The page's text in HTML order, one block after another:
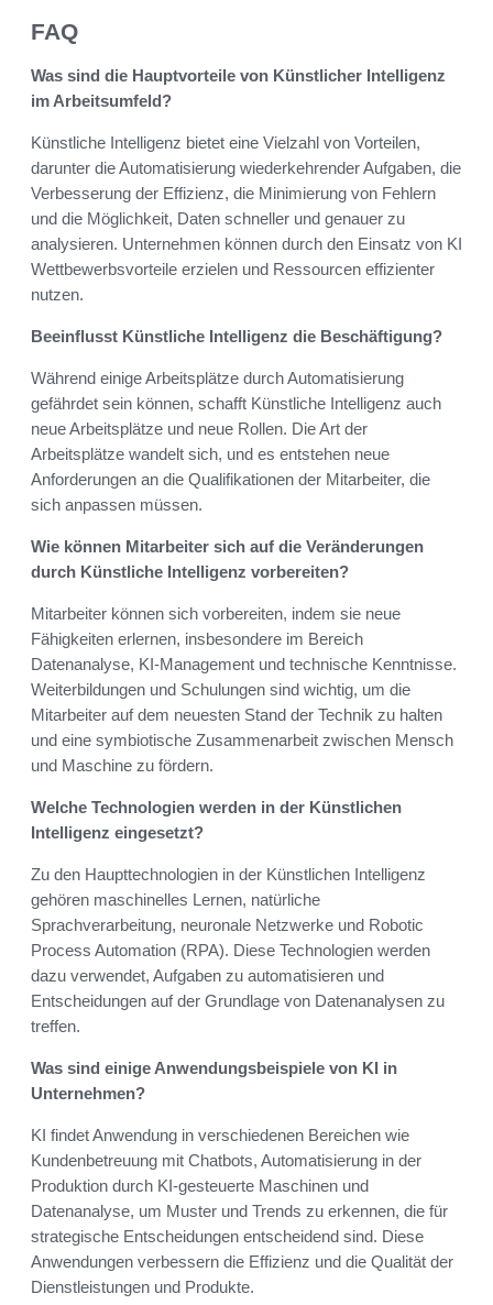
FAQ
Was sind die Hauptvorteile von Künstlicher Intelligenz
im Arbeitsumfeld?
Künstliche Intelligenz bietet eine Vielzahl von Vorteilen,
darunter die Automatisierung wiederkehrender Aufgaben, die
Verbesserung der Effizienz, die Minimierung von Fehlern
und die Möglichkeit, Daten schneller und genauer zu
analysieren. Unternehmen können durch den Einsatz von KI
Wettbewerbsvorteile erzielen und Ressourcen effizienter
nutzen.
Beeinflusst Künstliche Intelligenz die Beschäftigung?
Während einige Arbeitsplätze durch Automatisierung
gefährdet sein können, schafft Künstliche Intelligenz auch
neue Arbeitsplätze und neue Rollen. Die Art der
Arbeitsplätze wandelt sich, und es entstehen neue
Anforderungen an die Qualifikationen der Mitarbeiter, die
sich anpassen müssen.
Wie können Mitarbeiter sich auf die Veränderungen
durch Künstliche Intelligenz vorbereiten?
Mitarbeiter können sich vorbereiten, indem sie neue
Fähigkeiten erlernen, insbesondere im Bereich
Datenanalyse, KI-Management und technische Kenntnisse.
Weiterbildungen und Schulungen sind wichtig, um die
Mitarbeiter auf dem neuesten Stand der Technik zu halten
und eine symbiotische Zusammenarbeit zwischen Mensch
und Maschine zu fördern.
Welche Technologien werden in der Künstlichen
Intelligenz eingesetzt?
Zu den Haupttechnologien in der Künstlichen Intelligenz
gehören maschinelles Lernen, natürliche
Sprachverarbeitung, neuronale Netzwerke und Robotic
Process Automation (RPA). Diese Technologien werden
dazu verwendet, Aufgaben zu automatisieren und
Entscheidungen auf der Grundlage von Datenanalysen zu
treffen.
Was sind einige Anwendungsbeispiele von KI in
Unternehmen?
KI findet Anwendung in verschiedenen Bereichen wie
Kundenbetreuung mit Chatbots, Automatisierung in der
Produktion durch KI-gesteuerte Maschinen und
Datenanalyse, um Muster und Trends zu erkennen, die für
strategische Entscheidungen entscheidend sind. Diese
Anwendungen verbessern die Effizienz und die Qualität der
Dienstleistungen und Produkte.